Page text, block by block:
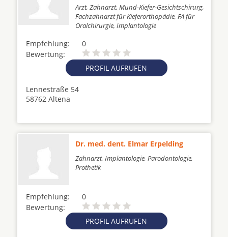
Arzt, Zahnarzt, Mund-Kiefer-Gesichtschirurg,
Fachzahnarzt für Kieferorthopädie, FA für
Oralchirurgie, Implantologie
Empfehlung:
0
Bewertung:
PROFIL AUFRUFEN
Lennestraße 54
58762 Altena
Dr. med. dent. Elmar Erpelding
Zahnarzt, Implantologie, Parodontologie,
Prothetik
Empfehlung:
0
Bewertung:
PROFIL AUFRUFEN